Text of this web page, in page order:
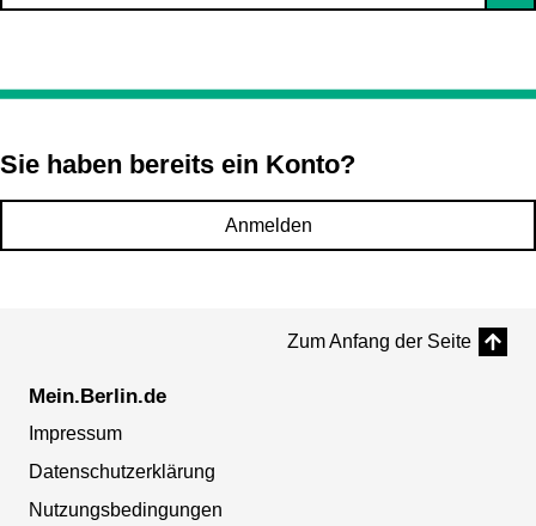
Sie haben bereits ein Konto?
Anmelden
Zum Anfang der Seite
Mein.Berlin.de
Impressum
Datenschutzerklärung
Nutzungsbedingungen